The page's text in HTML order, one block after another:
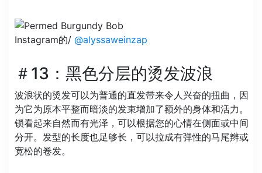
Instagram的/ @alyssaweinzap
＃13：黑色分层的烫发波浪
波浪状的烫发可以为普通的直发带来令人兴奋的扭曲，因
为它为原本平整而暗淡的发束增加了额外的身体和活力。
锁看起来自然而有光泽，可以根据您的心情在侧面或中间
分开。发型的长度也足够长，可以拉成有弹性的马尾辫或
宽松的卷发。